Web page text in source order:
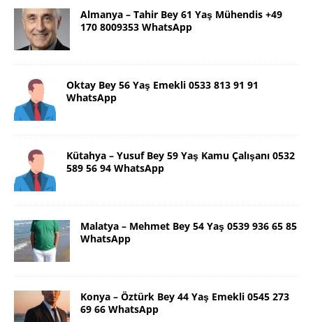
Almanya – Tahir Bey 61 Yaş Mühendis +49
170 8009353 WhatsApp
Oktay Bey 56 Yaş Emekli 0533 813 91 91
WhatsApp
Kütahya – Yusuf Bey 59 Yaş Kamu Çalışanı 0532
589 56 94 WhatsApp
Malatya – Mehmet Bey 54 Yaş 0539 936 65 85
WhatsApp
Konya – Öztürk Bey 44 Yaş Emekli 0545 273
69 66 WhatsApp